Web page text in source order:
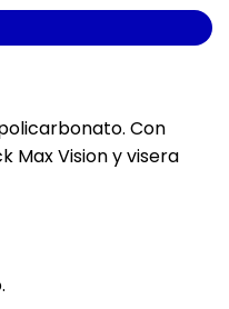
Con
Max Vision y visera